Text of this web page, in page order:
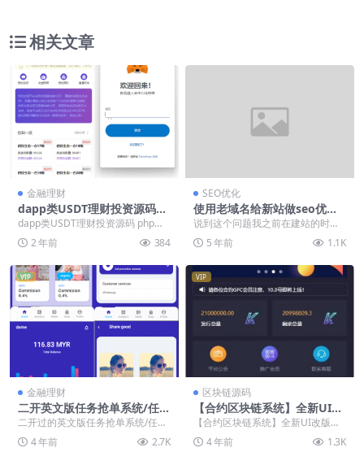
相关文章
金融理财
dapp类USDT理财投资源码
【亲测源码】
dapp类USDT理财投资源码 php开
源
2 年前 384
SEO优化
使用老域名给新站做seo优化
的利或弊
说到这个问题我之前在建站的时候
也查了好多这方面资料，用老域名
去给新站做seo优化...
5 年前 1.1K
VIP
金融理财
二开英文版任务抢单系统/任务
分享/任务升级源码下载
二开过的英文版任务抢单系统/任务
分享/任务升级源码下载 没啥好介绍
的，就是一个英...
4 年前 2.7K
VIP
区块链源码
【合约区块链系统】全新UI改
版超漂亮区块链合约交易平台
多币矿机系统源码
【合约区块链系统】全新UI改版超
漂亮区块链合约交易平台多币矿机
系统源码 测试环境...
4 年前 1.3K